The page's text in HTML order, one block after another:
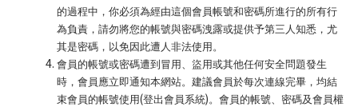
的過程中，你必須為經由這個會員帳號和密碼所進行的所有行
為負責，請勿將您的帳號與密碼洩露或提供予第三人知悉，尤
其是密碼，以免因此遭人非法使用。
會員的帳號或密碼遭到冒用、盜用或其他任何安全問題發生
時，會員應立即通知本網站。建議會員於每次連線完畢，均結
束會員的帳號使用(登出會員系統)。會員的帳號、密碼及會員權